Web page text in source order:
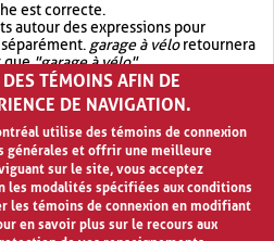
est correcte.
autour des expressions pour
garage à véloretournera
que"garage à vélo".
recherche avec OR.garage OR vélo
de résultat quegarage à vélo
TÉMOINS AFIN DE
DE NAVIGATION.
utilise des témoins de connexion
générales et offrir une meilleure
sur le site, vous acceptez
les modalités spécifiées aux conditions
les témoins de connexion en modifiant
en savoir plus sur le recours aux